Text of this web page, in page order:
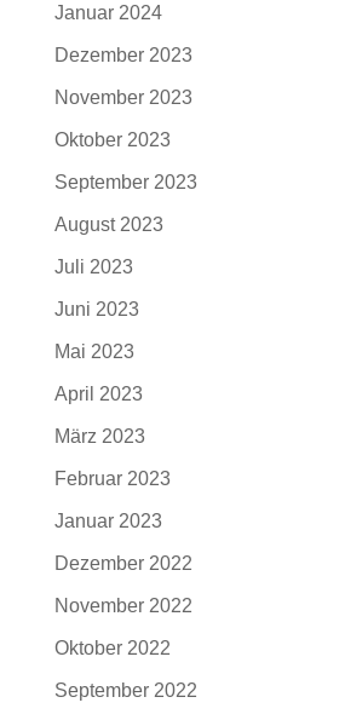
Januar 2024
Dezember 2023
November 2023
Oktober 2023
September 2023
August 2023
Juli 2023
Juni 2023
Mai 2023
April 2023
März 2023
Februar 2023
Januar 2023
Dezember 2022
November 2022
Oktober 2022
September 2022